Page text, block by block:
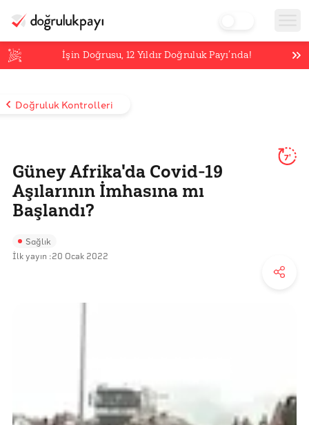
İşin Doğrusu,12 Yıldır Doğruluk Payı’nda!
Doğruluk Kontrolleri
Güney Afrika'da Covid-19
Aşılarının İmhasına mı
Başlandı?
7'
Sağlık
İlk yayın :20 Ocak 2022